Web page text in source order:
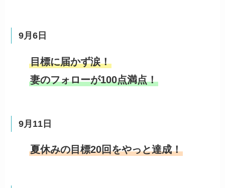
9月6日
目標に届かず涙！
妻のフォローが100点満点！
9月11日
夏休みの目標20回をやっと達成！